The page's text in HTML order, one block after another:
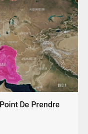
De Prendre